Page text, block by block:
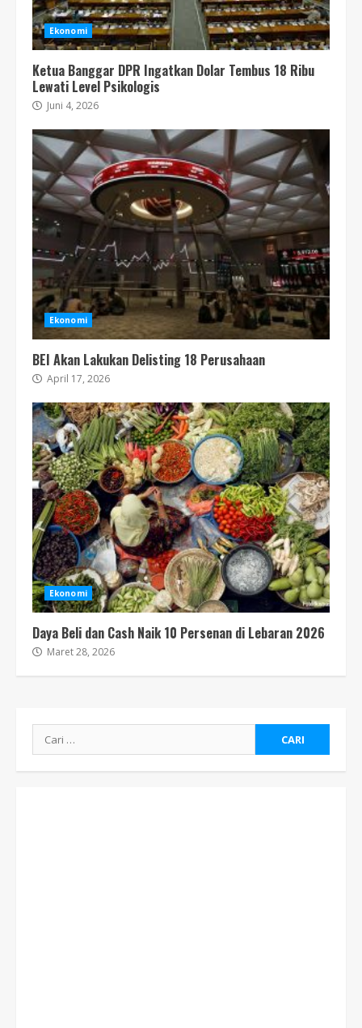
Ekonomi
Ketua Banggar DPR Ingatkan Dolar Tembus 18 Ribu
Lewati Level Psikologis
Juni 4, 2026
Ekonomi
BEI Akan Lakukan Delisting 18 Perusahaan
April 17, 2026
Ekonomi
Daya Beli dan Cash Naik 10 Persenan di Lebaran 2026
Maret 28, 2026
Cari
untuk: